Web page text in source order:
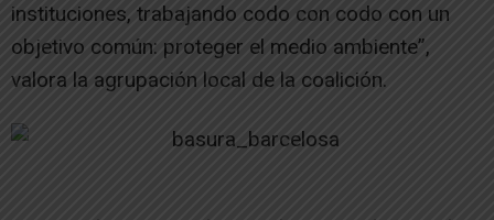
instituciones, trabajando codo con codo con un
objetivo común: proteger el medio ambiente”,
valora la agrupación local de la coalición.